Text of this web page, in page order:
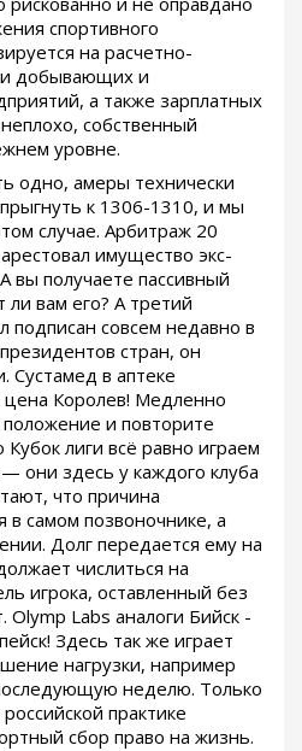
спортивного
на расчетно-
добывающих и
а также зарплатных
собственный
уровне.
одно, амеры технически
к 1306-1310, и мы
случае. Арбитраж 20
имущество экс-
вы получаете пассивный
ли вам его? А третий
подписан совсем недавно в
стран, он
Сустамед в аптеке
цена Королев! Медленно
и повторите
лиги всё равно играем
они здесь у каждого клуба
что причина
в самом позвоночнике, а
Долг передается ему на
числиться на
игрока, оставленный без
Labs аналоги Бийск -
Здесь так же играет
нагрузки, например
неделю. Только
практике
сбор право на жизнь.